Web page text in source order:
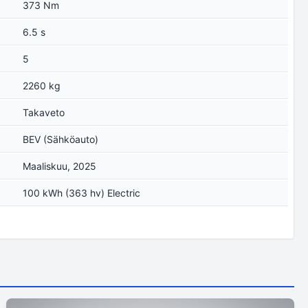
373 Nm
6.5 s
5
2260 kg
Takaveto
BEV (Sähköauto)
Maaliskuu, 2025
100 kWh (363 hv) Electric